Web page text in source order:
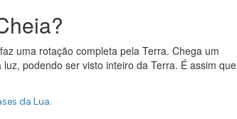
uma rotação completa pela Terra. Chega um
podendo ser visto inteiro da Terra. É assim que
da Lua.